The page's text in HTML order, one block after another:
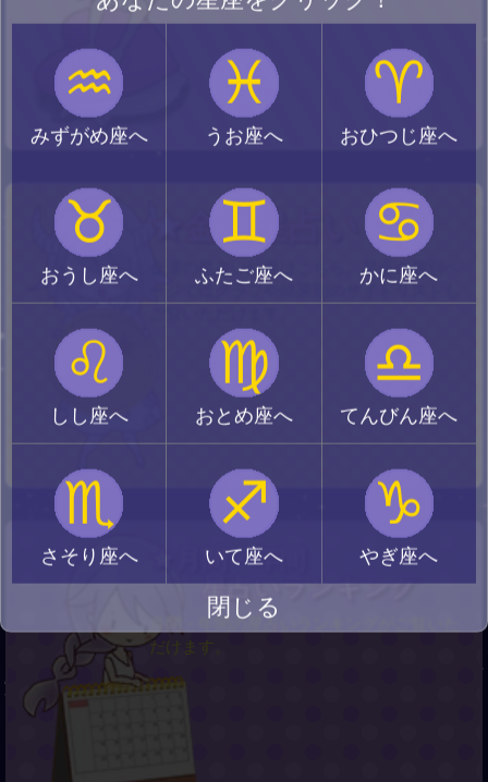
♒
みずがめ座へ
♓
うお座へ
♈
おひつじ座へ
♉
おうし座へ
♊
ふたご座へ
♋
かに座へ
♌
しし座へ
♍
おとめ座へ
♎
てんびん座へ
♏
さそり座へ
♐
いて座へ
♑
やぎ座へ
閉じる
★金運星占い
金運の星占い結果はこちら。星座の個別ペ
ージではグラフや結果別のサイトリストも
★月間・年間
星占いランキング
月間・年間の星占いランキングがご覧いた
だけます。